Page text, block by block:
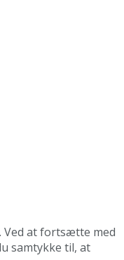
Ved at fortsætte med
samtykke til, at